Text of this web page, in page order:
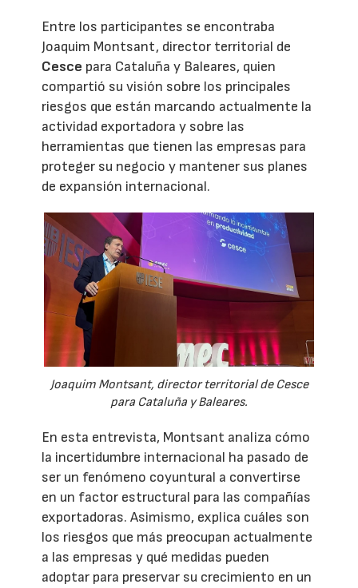
Entre los participantes se encontraba
Joaquim Montsant, director territorial de
Cesce para Cataluña y Baleares, quien
compartió su visión sobre los principales
riesgos que están marcando actualmente la
actividad exportadora y sobre las
herramientas que tienen las empresas para
proteger su negocio y mantener sus planes
de expansión internacional.
Joaquim Montsant, director territorial de Cesce
para Cataluña y Baleares.
En esta entrevista, Montsant analiza cómo
la incertidumbre internacional ha pasado de
ser un fenómeno coyuntural a convertirse
en un factor estructural para las compañías
exportadoras. Asimismo, explica cuáles son
los riesgos que más preocupan actualmente
a las empresas y qué medidas pueden
adoptar para preservar su crecimiento en un